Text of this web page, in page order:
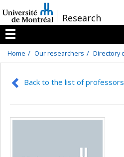
au
contenu
/Research
Menu
Home Our researchers Directory
Back to the list of professors